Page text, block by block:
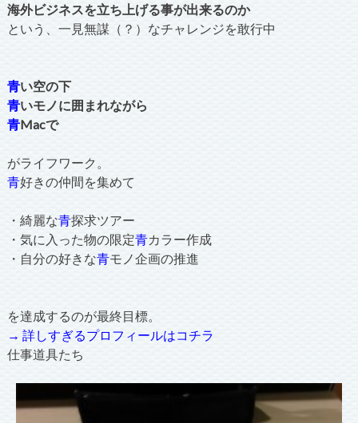
海外ビジネスを立ち上げる事が出来るのか
という、一見無謀（？）なチャレンジを敢行中
青い空の下
青いモノに囲まれながら
青Macで
がライフワーク。
青好きの仲間を集めて
・綺麗な青探求ツアー
・気に入った物の限定青カラー作成
・自分の好きな青モノ企画の推進
を達成するのが最終目標。
→ 詳しすぎるプロフィールはコチラ
仕事道具たち